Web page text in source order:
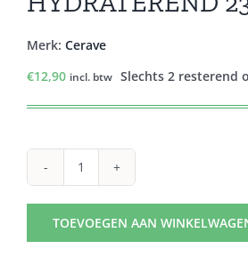
Merk: Cerave
€12,90 incl. btw Slechts 2 resterend
CERAVE
HYDRATEREND
236ML
TOEVOEGEN AAN